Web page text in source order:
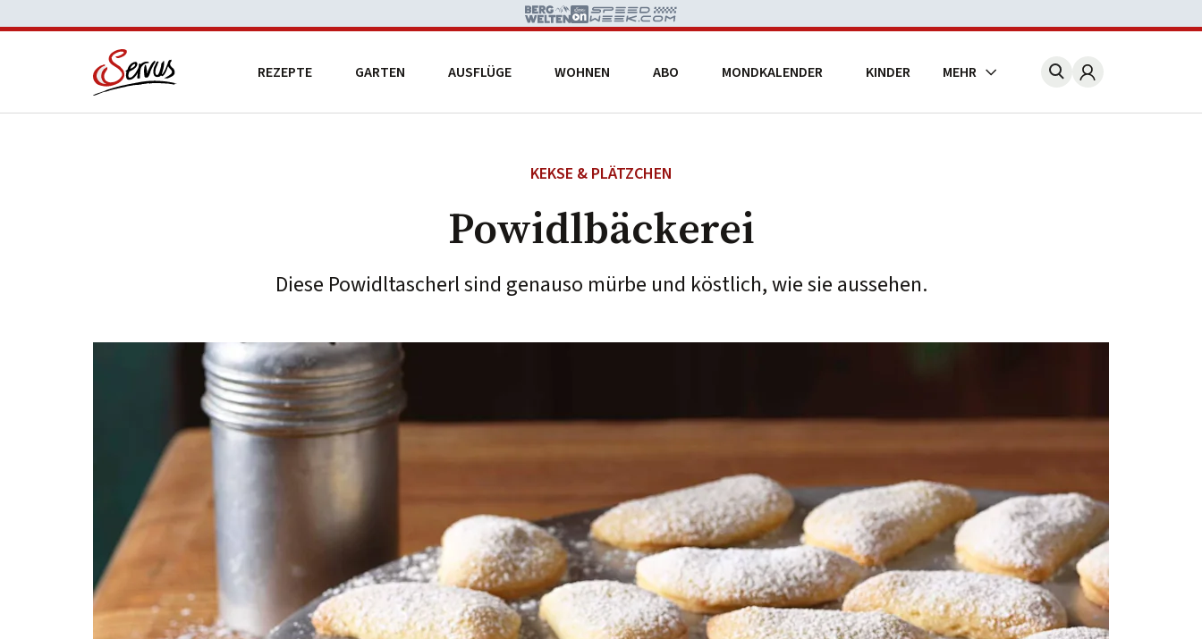
REZEPTE GARTEN AUSFLÜGE WOHNEN ABO MONDKALENDER KINDER MEHR Account
KEKSE & PLÄTZCHEN
Powidlbäckerei
Diese Powidltascherl sind genauso mürbe und köstlich, wie sie aussehen.